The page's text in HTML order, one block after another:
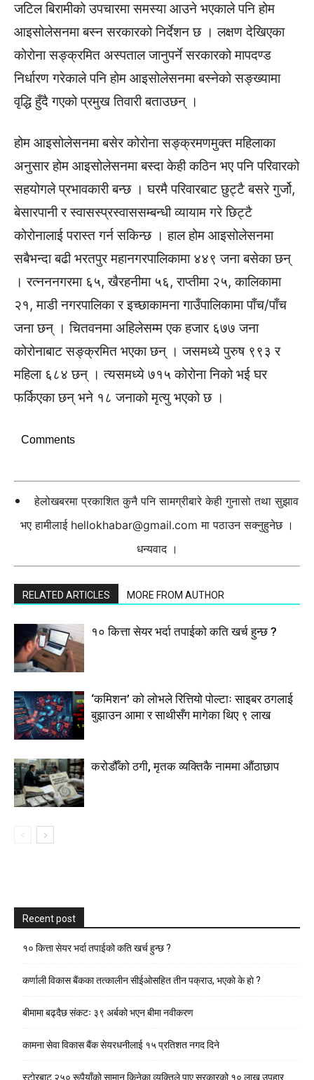
जटिल बिरामीको उपचारमा समस्या आउने भएकाले पनि होम
आइसोलेसनमा बस्न सरकारको निर्देशन छ । लक्षण देखिएका
कोरोना सङ्क्रमित अस्पताल जानुपर्ने सरकारको मापदण्ड
निर्धारण गरेकाले पनि होम आइसोलेसनमा बस्नेको सङ्ख्यामा
वृद्धि हुँदै गएको प्रमुख तिवारी बताउछन् ।
होम आइसोलेसनमा बसेर कोरोना सङ्क्रमणमुक्त महिलाका
अनुसार होम आइसोलेसनमा बस्दा केही कठिन भए पनि परिवारको
सहयोगले प्रभावकारी बन्छ । घरमै परिवारबाट छुट्टै बसरे गुर्जो,
बेसारपानी र स्वासस्प्रस्वाससम्बन्धी व्यायाम गरे छिट्टै
कोरोनालाई परास्त गर्न सकिन्छ । हाल होम आइसोलेसनमा
सबैभन्दा बढी भरतपुर महानगरपालिकामा ४४९ जना बसेका छन्
। रत्नननगरमा ६५, खैरहनीमा ५६, राप्तीमा २५, कालिकामा
२१, माडी नगरपालिका र इच्छाकामना गाउँपालिकामा पाँच/पाँच
जना छन् । चितवनमा अहिलेसम्म एक हजार ६७७ जना
कोरोनाबाट सङ्क्रमित भएका छन् । जसमध्ये पुरुष ९९३ र
महिला ६८४ छन् । त्यसमध्ये ७१५ कोरोना निको भई घर
फर्किएका छन् भने १८ जनाको मृत्यु भएको छ ।
Comments
हेलोखबरमा प्रकाशित कुनै पनि सामग्रीबारे केही गुनासो तथा सुझाव
भए हामीलाई hellokhabar@gmail.com मा पठाउन सक्नुहुनेछ ।
धन्यवाद ।
RELATED ARTICLES MORE FROM AUTHOR
१० कित्ता सेयर भर्दा तपाईको कति खर्च हुन्छ ?
‘कमिशन’ को लोभले रित्तियो पोल्टाः साइबर ठगलाई
बुझाउन आमा र साथीसँग मागेका थिए ९ लाख
करोडौँको ठगी, मृतक व्यक्तिकै नाममा औंठाछाप
Recent post
१० कित्ता सेयर भर्दा तपाईको कति खर्च हुन्छ ?
कर्णाली विकास बैंकका तत्कालीन सीईओसहित तीन पक्राउ, भएकाे के हाे ?
बीमामा बढ्दैछ संकटः ३९ अर्बको भएन बीमा नवीकरण
कामना सेवा विकास बैंक सेयरधनीलाई १५ प्रतिशत नगद दिने
स्टाेरबाट २५० रूपैयाँको सामान किनेका व्यक्तिले पाए सरकारको १० लाख उपहार